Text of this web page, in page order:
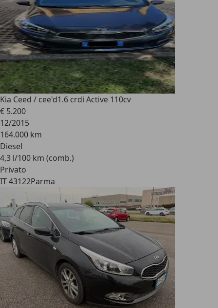
Kia Ceed / cee'd1.6 crdi Active 110cv
€ 5.200
12/2015
164.000 km
Diesel
4,3 l/100 km (comb.)
Privato
IT 43122Parma